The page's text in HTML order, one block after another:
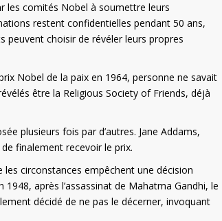
les comités Nobel à soumettre leurs
restent confidentielles pendant 50 ans,
peuvent choisir de révéler leurs propres
Nobel de la paix en 1964, personne ne savait
être la Religious Society of Friends, déjà
plusieurs fois par d’autres. Jane Addams,
finalement recevoir le prix.
circonstances empêchent une décision
après l’assassinat de Mahatma Gandhi, le
décidé de ne pas le décerner, invoquant